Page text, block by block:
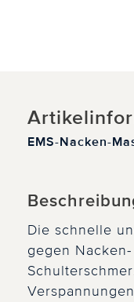
EMS-Nacken-
Die schnelle
gegen